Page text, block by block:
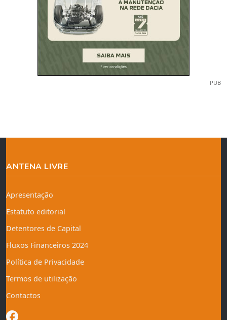
PUB
ANTENA LIVRE
Apresentação
Estatuto editorial
Detentores de Capital
Fluxos Financeiros 2024
Política de Privacidade
Termos de utilização
Contactos